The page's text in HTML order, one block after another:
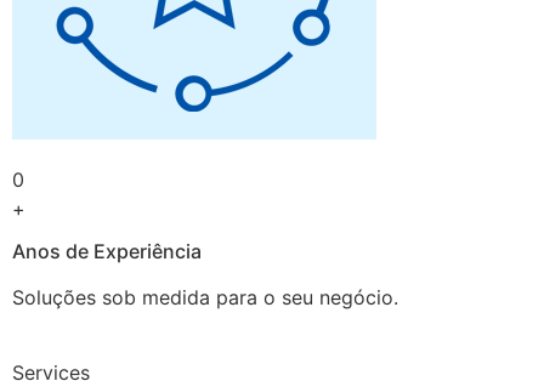
0
+
Anos de Experiência
Soluções sob medida para o seu negócio.
Services